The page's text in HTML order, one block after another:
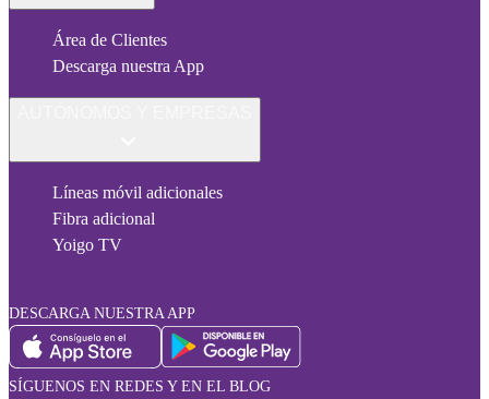
Área de Clientes
Descarga nuestra App
Líneas móvil adicionales
Fibra adicional
Yoigo TV
DESCARGA NUESTRA APP
SÍGUENOS EN REDES Y EN EL BLOG